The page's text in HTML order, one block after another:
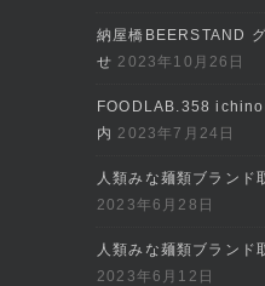
納屋橋BEERSTAND
せ 2023年10月26日
FOODLAB.358
内 2023年7月24日
人類みな麺類ブランド
2023年6月28日
人類みな麺類ブランド
2023年6月12日